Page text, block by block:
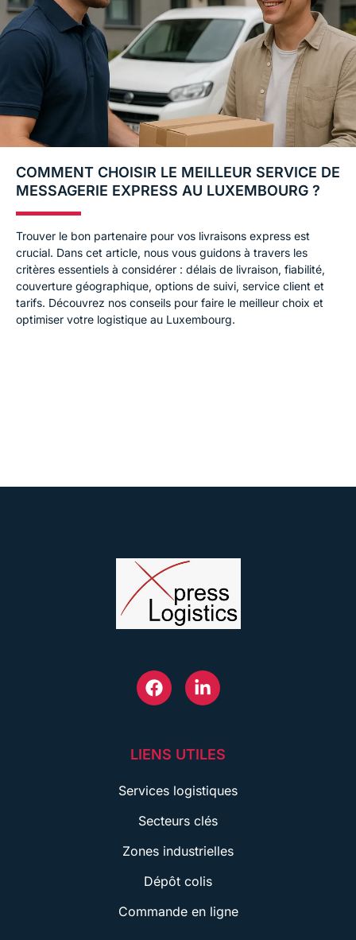
COMMENT CHOISIR LE MEILLEUR SERVICE DE
MESSAGERIE EXPRESS AU LUXEMBOURG ?
Trouver le bon partenaire pour vos livraisons express est
crucial. Dans cet article, nous vous guidons à travers les
critères essentiels à considérer : délais de livraison, fiabilité,
couverture géographique, options de suivi, service client et
tarifs. Découvrez nos conseils pour faire le meilleur choix et
optimiser votre logistique au Luxembourg.
LIENS UTILES
Services logistiques
Secteurs clés
Zones industrielles
Dépôt colis
Commande en ligne